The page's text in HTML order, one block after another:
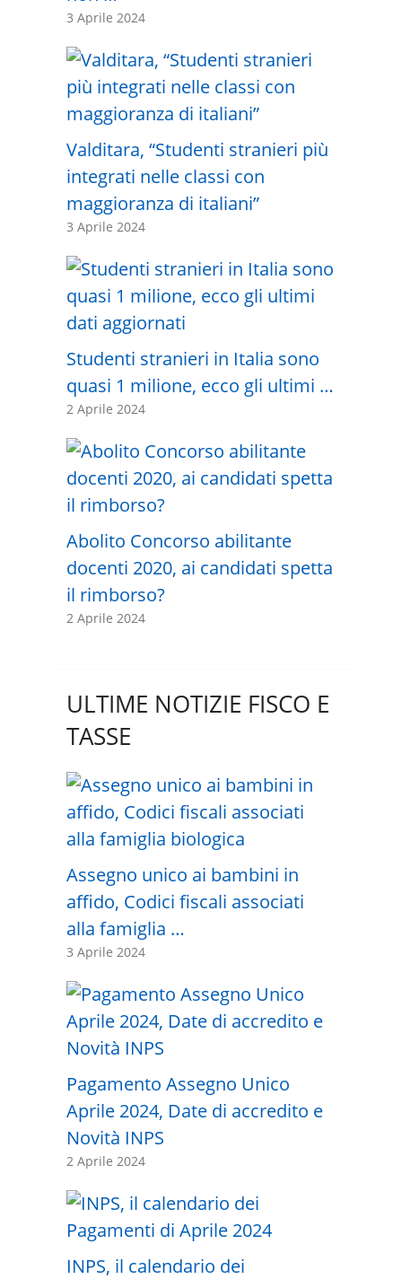
3 Aprile 2024
Valditara, “Studenti stranieri più
integrati nelle classi con
maggioranza di italiani”
3 Aprile 2024
Studenti stranieri in Italia sono
quasi 1 milione, ecco gli ultimi …
2 Aprile 2024
Abolito Concorso abilitante
docenti 2020, ai candidati spetta
il rimborso?
2 Aprile 2024
ULTIME NOTIZIE FISCO E
TASSE
Assegno unico ai bambini in
affido, Codici fiscali associati
alla famiglia …
3 Aprile 2024
Pagamento Assegno Unico
Aprile 2024, Date di accredito e
Novità INPS
2 Aprile 2024
INPS, il calendario dei